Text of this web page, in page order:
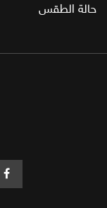
حالة الطقس